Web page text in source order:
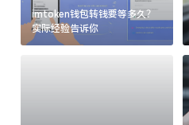
imtoken钱包转钱要等多久？
实际经验告诉你